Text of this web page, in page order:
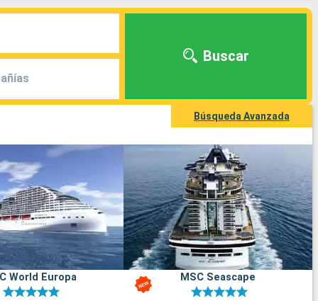
Buscar
Búsqueda Avanzada
World Europa MSC Seascape